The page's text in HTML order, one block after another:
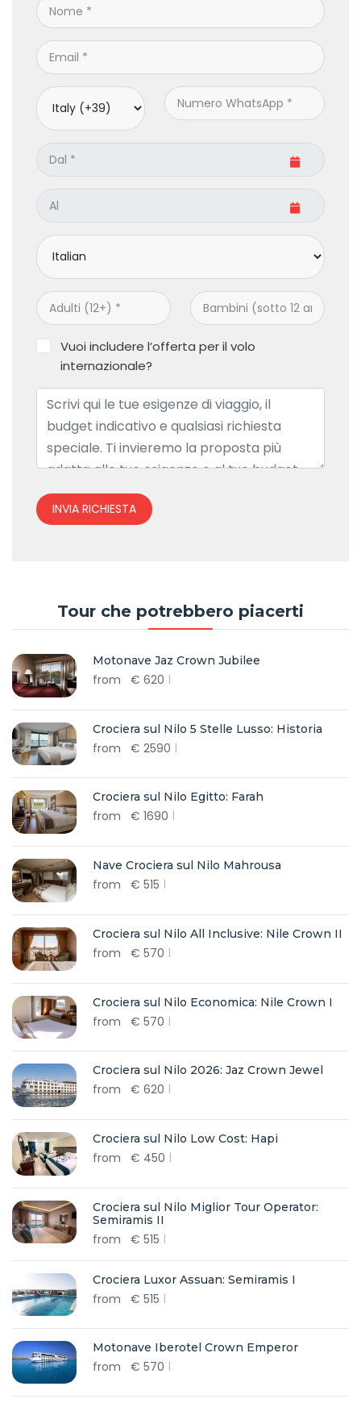
Vuoi includere l’offerta per il volo
internazionale?
INVIA RICHIESTA
Tour che potrebbero piacerti
Motonave Jaz Crown Jubilee
from € 620
Crociera sul Nilo 5 Stelle Lusso: Historia
from € 2590
Crociera sul Nilo Egitto: Farah
from € 1690
Nave Crociera sul Nilo Mahrousa
from € 515
Crociera sul Nilo All Inclusive: Nile Crown II
from € 570
Crociera sul Nilo Economica: Nile Crown I
from € 570
Crociera sul Nilo 2026: Jaz Crown Jewel
from € 620
Crociera sul Nilo Low Cost: Hapi
from € 450
Crociera sul Nilo Miglior Tour Operator:
Semiramis II
from € 515
Crociera Luxor Assuan: Semiramis I
from € 515
Motonave Iberotel Crown Emperor
from € 570